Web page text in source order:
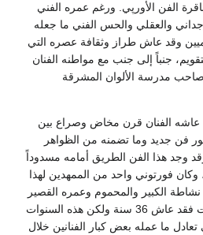
الفن الأورپي. ورغم عمره الفني
والعقلي والحس الفني ما جعله
وقد عاش طراز وثقافة عصره التي
جنباً إلى جنب مع مواطنه الفنان
1923) صاحب مدرسة الألوان المشرقة
عاشه الفنان قرن مخاض وصراع بين
فن جديد وما تضمنه من الظواهر
وجد هذا الفن الطريق أمامه مسدوداً
وكان فورتوني واحد من الممهدين لهذا
الكبير والمحموم وعمره القصير
أثار دهشة النقاد وتجار اللوحات فقد عاش 36 سنة ولكن هذه السنوات
تعادل ما عمله بعض كبار الفنانين خلال